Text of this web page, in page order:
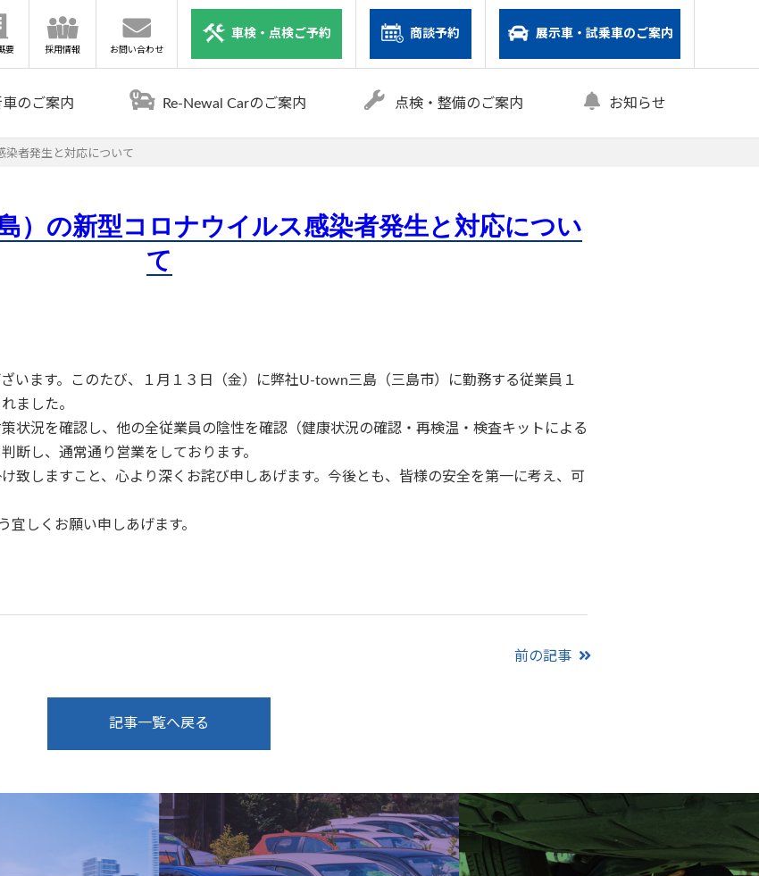
要 採用情報 お問い合わせ
車検・点検ご予約 商談予約 展示車・試乗車のご案内
車のご案内 Re-Newal Carのご案内 点検・整備のご案内 お知らせ
染者発生と対応について
）の新型コロナウイルス感染者発生と対応につい
て
います。このたび、１月１３日（金）に弊社U-town三島（三島市）に勤務する従業員１
ました。
状況を確認し、他の全従業員の陰性を確認（健康状況の確認・再検温・検査キットによる
断し、通常通り営業をしております。
致しますこと、心より深くお詫び申しあげます。今後とも、皆様の安全を第一に考え、可
しくお願い申しあげます。
前の記事
記事一覧へ戻る